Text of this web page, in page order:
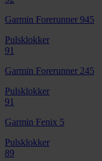
Garmin Forerunner 945
Pulsklokker
91
Garmin Forerunner 245
Pulsklokker
91
Garmin Fenix 5
Pulsklokker
89